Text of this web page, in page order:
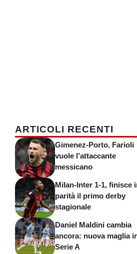
ARTICOLI RECENTI
Gimenez-Porto, Farioli
vuole l’attaccante
messicano
Milan-Inter 1-1, finisce
parità il primo derby
stagionale
Daniel Maldini cambia
ancora: nuova maglia
Serie A